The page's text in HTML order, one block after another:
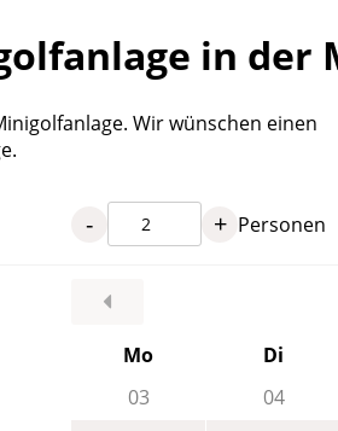
in
Wir wünschen einen
- + Personen
Mo
Di
03
04